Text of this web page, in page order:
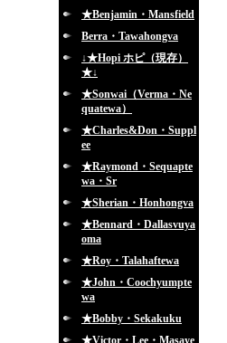
★Benjamin・Mansfield
Berra・Tawahongva
↓★Hopi ホピ（現存）
★↓
★Sonwai（Verma・Ne
quatewa）
★Charles&Don・Suppl
ee
★Raymond・Sequapte
wa・Sr
★Sherian・Honhongva
★Bennard・Dallasvuya
oma
★Roy・Talahaftewa
★John・Coochyumpte
wa
★Bobby・Sekakuku
★Victor・Lee・Masaye